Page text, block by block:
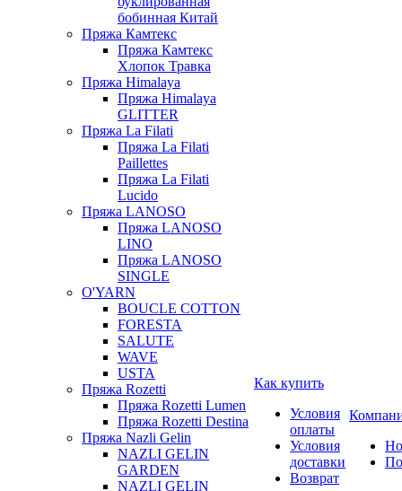
бобинная Китай
Пряжа Камтекс
Пряжа Камтекс
Хлопок Травка
Пряжа Himalaya
Пряжа Himalaya
GLITTER
Пряжа La Filati
Пряжа La Filati
Paillettes
Пряжа La Filati
Lucido
Пряжа LANOSO
Пряжа LANOSO
LINO
Пряжа LANOSO
SINGLE
O'YARN
BOUCLE COTTON
FORESTA
SALUTE
WAVE
USTA
Пряжа Rozetti
Пряжа Rozetti Lumen
Пряжа Rozetti Destina
Пряжа Nazli Gelin
NAZLI GELIN
GARDEN
NAZLI GELIN
Как купить
Условия
оплаты
Условия
доставки
Возврат